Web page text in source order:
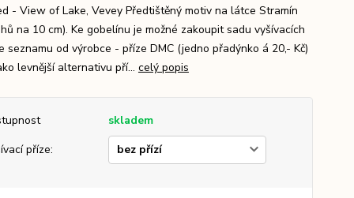
- View of Lake, Vevey Předtištěný motiv na látce Stramín
na 10 cm). Ke gobelínu je možné zakoupit sadu vyšívacích
seznamu od výrobce - příze DMC (jedno přadýnko á 20,- Kč)
levnější alternativu pří... celý popis
skladem
příze: